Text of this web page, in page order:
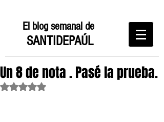
El blog semanal de
SANTIDEPAÚL
Un 8 de nota . Pasé la prueba.
Obtuvo NaN de 5 estrellas.